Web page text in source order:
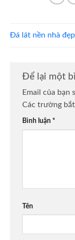
Đá lát nền nhà đẹp
Để lại một
Email của bạn
Các trường
Bình luận *
Tên